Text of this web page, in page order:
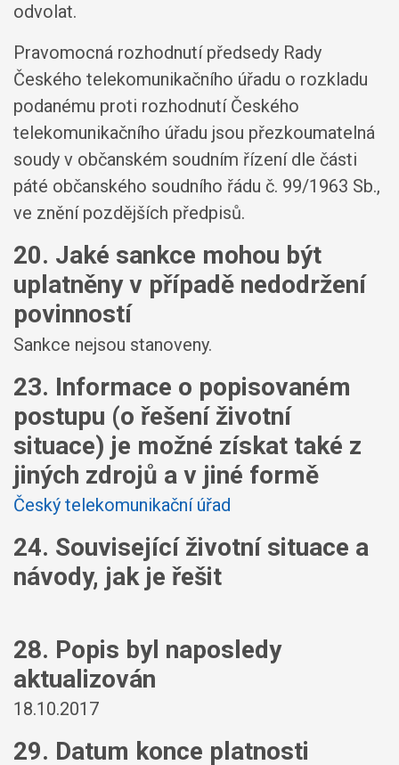
odvolat.
Pravomocná rozhodnutí předsedy Rady
Českého telekomunikačního úřadu o rozkladu
podanému proti rozhodnutí Českého
telekomunikačního úřadu jsou přezkoumatelná
soudy v občanském soudním řízení dle části
páté občanského soudního řádu č. 99/1963 Sb.,
ve znění pozdějších předpisů.
20. Jaké sankce mohou být
uplatněny v případě nedodržení
povinností
Sankce nejsou stanoveny.
23. Informace o popisovaném
postupu (o řešení životní
situace) je možné získat také z
jiných zdrojů a v jiné formě
Český telekomunikační úřad
24. Související životní situace a
návody, jak je řešit
28. Popis byl naposledy
aktualizován
18.10.2017
29. Datum konce platnosti